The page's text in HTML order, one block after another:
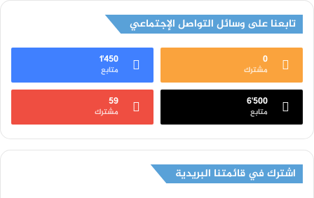
تابعنا على وسائل التواصل الإجتماعي
0
مشترك
1٬450
متابع
6٬500
متابع
59
مشترك
اشترك في قائمتنا البريدية